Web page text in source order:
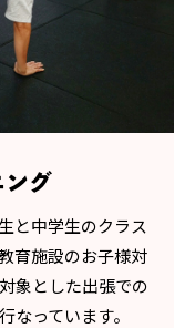
ング
と中学生のクラス
育施設のお子様対
象とした出張での
なっています。